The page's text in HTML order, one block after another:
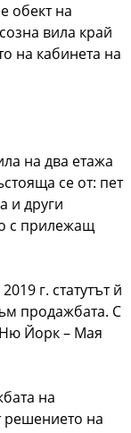
обект на
вила край
на кабинета на
на два етажа
се от: пет
и други
с прилежащ
г. статутът й
продажбата. С
Ню Йорк – Мая
на
решението на